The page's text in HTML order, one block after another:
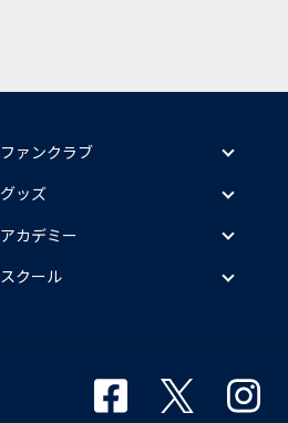
ファンクラブ
グッズ
アカデミー
スクール